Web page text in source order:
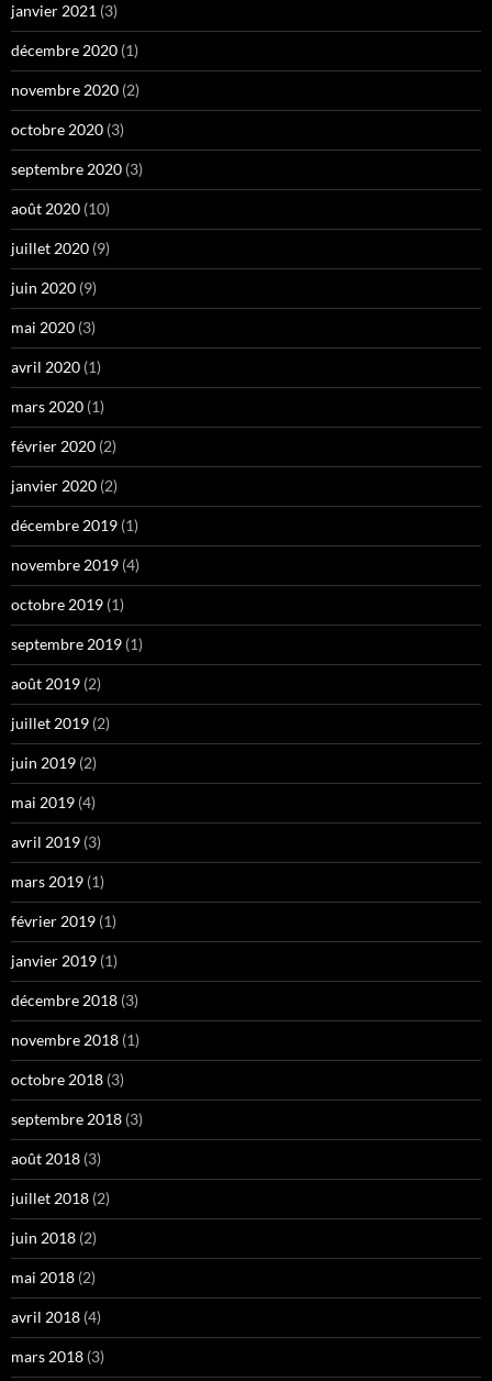
janvier 2021 (3)
décembre 2020 (1)
novembre 2020 (2)
octobre 2020 (3)
septembre 2020 (3)
août 2020 (10)
juillet 2020 (9)
juin 2020 (9)
mai 2020 (3)
avril 2020 (1)
mars 2020 (1)
février 2020 (2)
janvier 2020 (2)
décembre 2019 (1)
novembre 2019 (4)
octobre 2019 (1)
septembre 2019 (1)
août 2019 (2)
juillet 2019 (2)
juin 2019 (2)
mai 2019 (4)
avril 2019 (3)
mars 2019 (1)
février 2019 (1)
janvier 2019 (1)
décembre 2018 (3)
novembre 2018 (1)
octobre 2018 (3)
septembre 2018 (3)
août 2018 (3)
juillet 2018 (2)
juin 2018 (2)
mai 2018 (2)
avril 2018 (4)
mars 2018 (3)